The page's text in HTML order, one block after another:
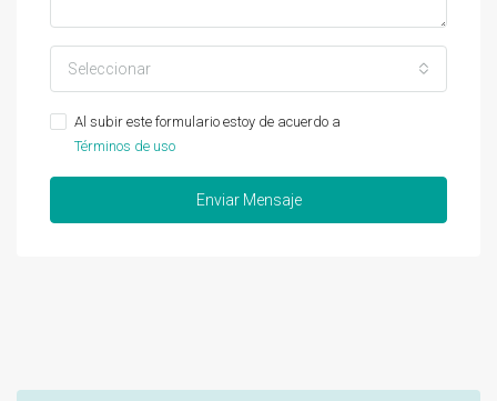
Seleccionar
Al subir este formulario estoy de acuerdo a
Términos de uso
Enviar Mensaje